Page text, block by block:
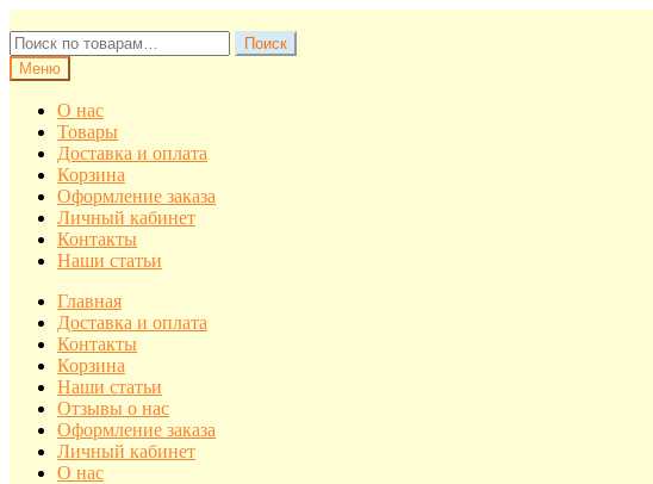
к
навигации
к
содержимому
Искать:
Поиск
Меню
О нас
Товары
Доставка и оплата
Корзина
Оформление заказа
Личный кабинет
Контакты
Наши статьи
Главная
Доставка и оплата
Контакты
Корзина
Наши статьи
Отзывы о нас
Оформление заказа
Личный кабинет
О нас